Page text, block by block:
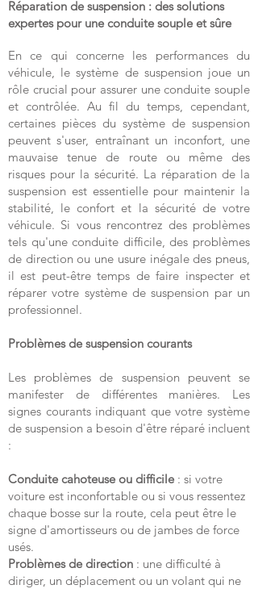
Réparation de suspension : des solutions
expertes pour une conduite souple et sûre
En ce qui concerne les performances du
véhicule, le système de suspension joue un
rôle crucial pour assurer une conduite souple
et contrôlée. Au fil du temps, cependant,
certaines pièces du système de suspension
peuvent s'user, entraînant un inconfort, une
mauvaise tenue de route ou même des
risques pour la sécurité. La réparation de la
suspension est essentielle pour maintenir la
stabilité, le confort et la sécurité de votre
véhicule. Si vous rencontrez des problèmes
tels qu'une conduite difficile, des problèmes
de direction ou une usure inégale des pneus,
il est peut-être temps de faire inspecter et
réparer votre système de suspension par un
professionnel.
Problèmes de suspension courants
Les problèmes de suspension peuvent se
manifester de différentes manières. Les
signes courants indiquant que votre système
de suspension a besoin d'être réparé incluent
:
Conduite cahoteuse ou difficile : si votre
voiture est inconfortable ou si vous ressentez
chaque bosse sur la route, cela peut être le
signe d'amortisseurs ou de jambes de force
usés.
Problèmes de direction : une difficulté à
diriger, un déplacement ou un volant qui ne